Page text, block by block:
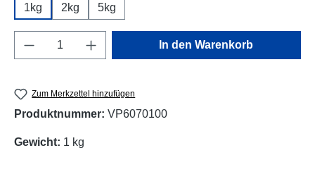
1kg 2kg 5kg
Produkt Anzahl: Gib den gewünschten
In den Warenkorb
Zum Merkzettel hinzufügen
Produktnummer: VP6070100
Gewicht: 1 kg